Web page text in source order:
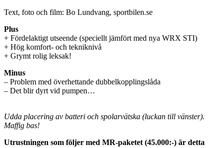
Text, foto och film: Bo Lundvang, sportbilen.se
Plus
+ Fördelaktigt utseende (speciellt jämfört med nya WRX STI)
+ Hög komfort- och tekniknivå
+ Grymt rolig leksak!
Minus
– Problem med överhettande dubbelkopplingslåda
– Det blir dyrt vid pumpen…
Udda placering av batteri och spolarvätska (luckan till vänster).
Maffig bas!
Utrustningen som följer med MR-paketet (45.000:-) är detta